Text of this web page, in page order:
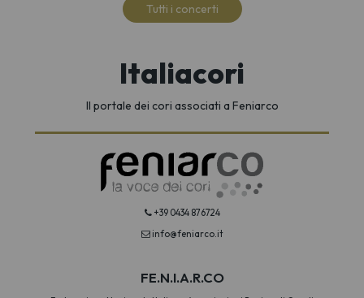
Tutti i concerti
Italiacori
Il portale dei cori associati a Feniarco
+39 0434 876724
info@feniarco.it
FE.N.I.A.R.CO